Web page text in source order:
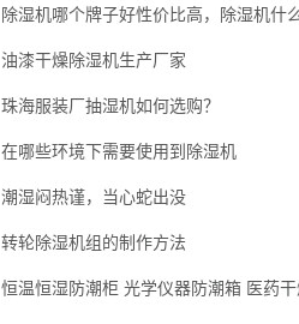
油漆干燥除湿机生产厂家
珠海服装厂抽湿机如何选购？
在哪些环境下需要使用到除湿机
潮湿闷热谨，当心蛇出没
转轮除湿机组的制作方法
恒温恒湿防潮柜 光学仪器防潮箱 医药